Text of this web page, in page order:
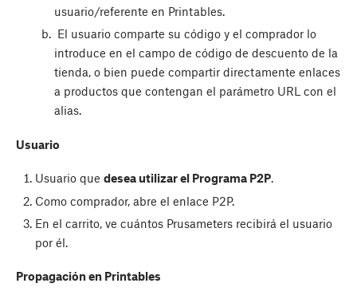
usuario/referente en Printables.
El usuario comparte su código y el comprador lo
introduce en el campo de código de descuento de la
tienda, o bien puede compartir directamente enlaces
a productos que contengan el parámetro URL con el
alias.
Usuario
Usuario que desea utilizar el Programa P2P.
Como comprador, abre el enlace P2P.
En el carrito, ve cuántos Prusameters recibirá el usuario
por él.
Propagación en Printables